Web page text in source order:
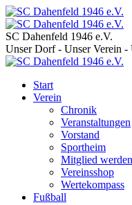
SC Dahenfeld 1946 e.V.
Unser Dorf - Unser Verein -
Start
Verein
Chronik
Veranstaltungen
Vorstand
Sportheim
Mitglied werden
Vereinsshop
Wertekompass
Fußball